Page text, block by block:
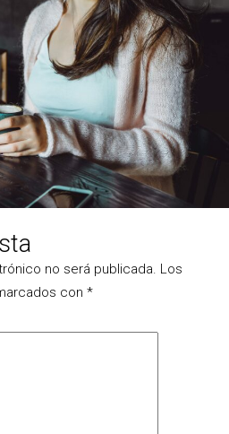
no será publicada. Los
con *